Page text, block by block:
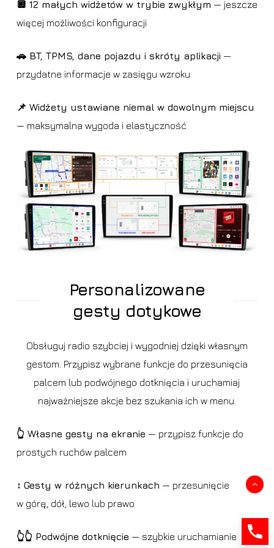
Kwota: 0,00zł
🔲 12 małych widżetów w trybie zwykłym — jeszcze
więcej możliwości konfiguracji
🚗 BT, TPMS, dane pojazdu i skróty aplikacji —
przydatne informacje w zasięgu wzroku
📌 Widżety ustawiane niemal w dowolnym miejscu
— maksymalna wygoda i elastyczność
Personalizowane
gesty dotykowe
Obsługuj radio szybciej i wygodniej dzięki własnym
gestom. Przypisz wybrane funkcje do przesunięcia
palcem lub podwójnego dotknięcia i uruchamiaj
najważniejsze akcje bez szukania ich w menu.
👆 Własne gesty na ekranie — przypisz funkcje do
prostych ruchów palcem
↕️ Gesty w różnych kierunkach — przesunięcie
w górę, dół, lewo lub prawo
👆👆 Podwójne dotknięcie — szybkie uruchamianie